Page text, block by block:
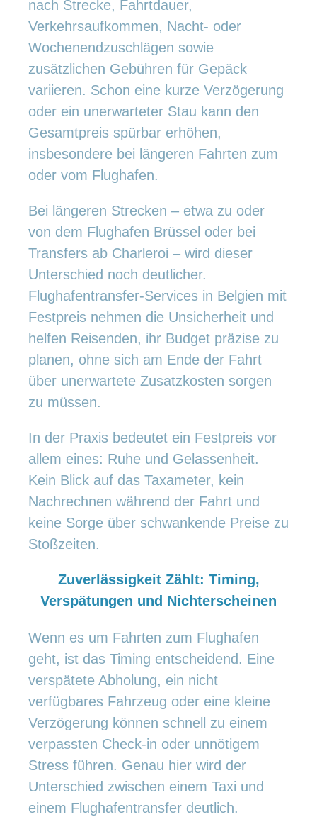
nach Strecke, Fahrtdauer,
Verkehrsaufkommen, Nacht- oder
Wochenendzuschlägen sowie
zusätzlichen Gebühren für Gepäck
variieren. Schon eine kurze Verzögerung
oder ein unerwarteter Stau kann den
Gesamtpreis spürbar erhöhen,
insbesondere bei längeren Fahrten zum
oder vom Flughafen.
Bei längeren Strecken – etwa zu oder
von dem Flughafen Brüssel oder bei
Transfers ab Charleroi – wird dieser
Unterschied noch deutlicher.
Flughafentransfer-Services in Belgien mit
Festpreis nehmen die Unsicherheit und
helfen Reisenden, ihr Budget präzise zu
planen, ohne sich am Ende der Fahrt
über unerwartete Zusatzkosten sorgen
zu müssen.
In der Praxis bedeutet ein Festpreis vor
allem eines: Ruhe und Gelassenheit.
Kein Blick auf das Taxameter, kein
Nachrechnen während der Fahrt und
keine Sorge über schwankende Preise zu
Stoßzeiten.
Zuverlässigkeit Zählt: Timing,
Verspätungen und Nichterscheinen
Wenn es um Fahrten zum Flughafen
geht, ist das Timing entscheidend. Eine
verspätete Abholung, ein nicht
verfügbares Fahrzeug oder eine kleine
Verzögerung können schnell zu einem
verpassten Check-in oder unnötigem
Stress führen. Genau hier wird der
Unterschied zwischen einem Taxi und
einem Flughafentransfer deutlich.